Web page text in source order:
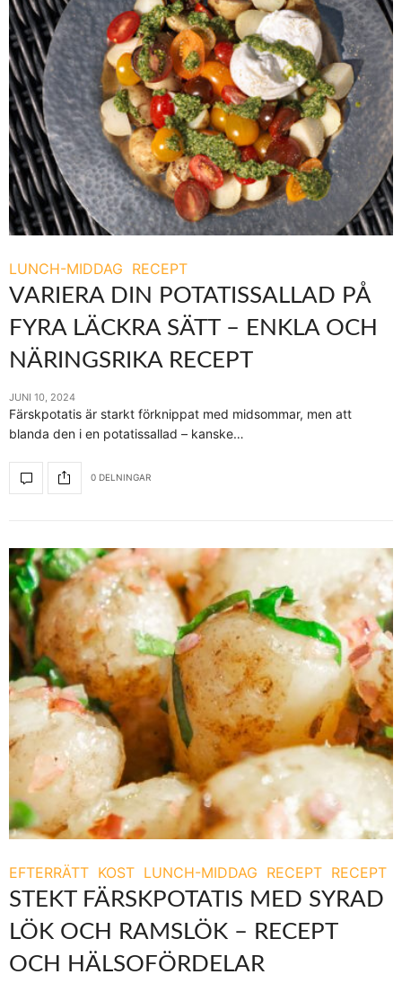
LUNCH-MIDDAG RECEPT
VARIERA DIN POTATISSALLAD PÅ
FYRA LÄCKRA SÄTT – ENKLA OCH
NÄRINGSRIKA RECEPT
JUNI 10, 2024
Färskpotatis är starkt förknippat med midsommar, men att
blanda den i en potatissallad – kanske…
0 DELNINGAR
EFTERRÄTT KOST LUNCH-MIDDAG RECEPT RECEPT
STEKT FÄRSKPOTATIS MED SYRAD
LÖK OCH RAMSLÖK – RECEPT
OCH HÄLSOFÖRDELAR